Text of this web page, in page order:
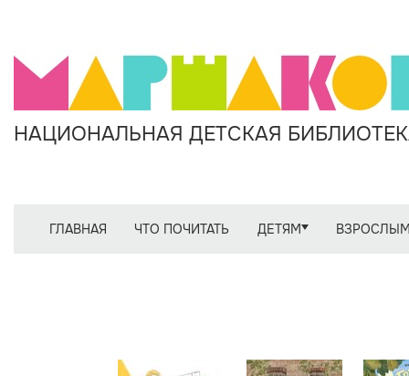
НАЦИОНАЛЬНАЯ ДЕТСКАЯ
ГЛАВНАЯ ЧТО ПОЧИТАТЬ ДЕТЯМ